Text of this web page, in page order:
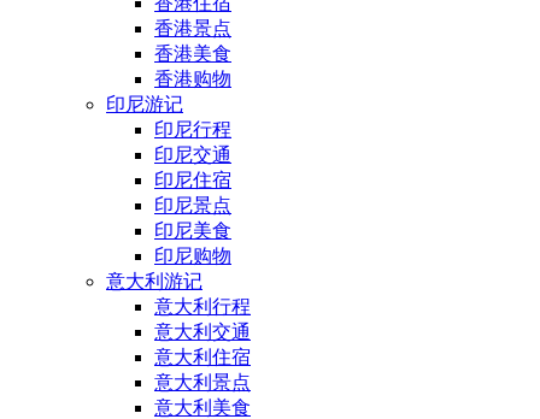
香港景点
香港美食
香港购物
印尼游记
印尼行程
印尼交通
印尼住宿
印尼景点
印尼美食
印尼购物
意大利游记
意大利行程
意大利交通
意大利住宿
意大利景点
意大利美食